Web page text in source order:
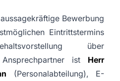
Bewerbung
Eintrittstermins
über
ist Herr
(Personalabteilung), E-